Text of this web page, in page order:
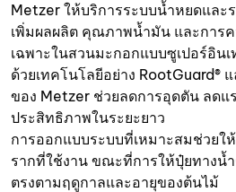
Metzer ให้บริการระบบน้ำหยดและ
เพิ่มผลผลิต คุณภาพน้ำมัน และการ
เฉพาะในสวนมะกอกแบบซูเปอร์อิน
ด้วยเทคโนโลยีอย่าง RootGuard®
ของ Metzer ช่วยลดการอุดตัน ลดแ
ประสิทธิภาพในระยะยาว
การออกแบบระบบที่เหมาะสมช่วยใ
รากที่ใช้งาน ขณะที่การให้ปุ๋ยทางน้
ตรงตามฤดูกาลและอายุของต้นไม้